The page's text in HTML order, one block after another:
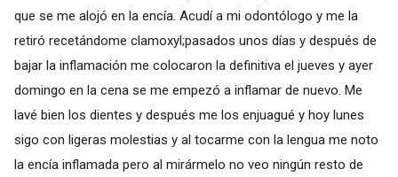
que se me alojó en la encía. Acudí a mi odontólogo y me la
retiró recetándome clamoxyl;pasados unos días y después de
bajar la inflamación me colocaron la definitiva el jueves y ayer
domingo en la cena se me empezó a inflamar de nuevo. Me
lavé bien los dientes y después me los enjuagué y hoy lunes
sigo con ligeras molestias y al tocarme con la lengua me noto
la encía inflamada pero al mirármelo no veo ningún resto de